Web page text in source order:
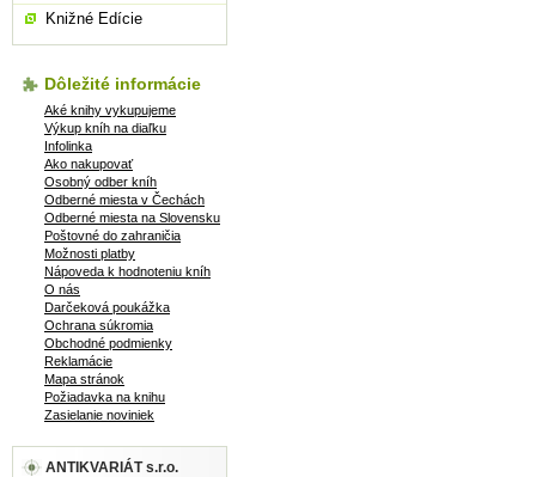
Knižné Edície
Dôležité informácie
Aké knihy vykupujeme
Výkup kníh na diaľku
Infolinka
Ako nakupovať
Osobný odber kníh
Odberné miesta v Čechách
Odberné miesta na Slovensku
Poštovné do zahraničia
Možnosti platby
Nápoveda k hodnoteniu kníh
O nás
Darčeková poukážka
Ochrana súkromia
Obchodné podmienky
Reklamácie
Mapa stránok
Požiadavka na knihu
Zasielanie noviniek
ANTIKVARIÁT s.r.o.